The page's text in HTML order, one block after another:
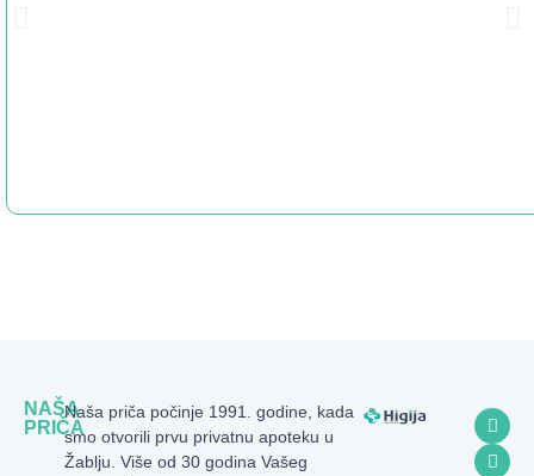
NAŠA
PRIČA
Naša priča počinje 1991. godine, kada
smo otvorili prvu privatnu apoteku u
Žablju. Više od 30 godina Vašeg